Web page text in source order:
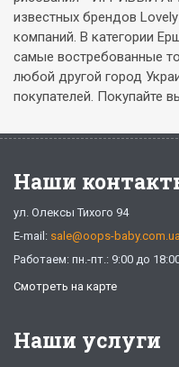
известных брендов
компаний. В категории
самые востребованные
любой другой город
покупателей. Покупайте
Наши
ул. Олексы Тихого 94
E-mail: sale@oops-baby.com.ua
Работаем: пн.-пт.: 9:00 до
Смотреть на карте
Наши услуги